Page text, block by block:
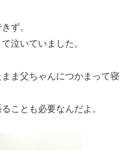
ず。
泣いていました。
ま父ちゃんにつかまって寝
ことも必要なんだよ。